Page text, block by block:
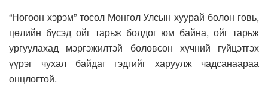
“Ногоон хэрэм” төсөл Монгол Улсын хуурай болон говь,
цөлийн бүсэд ойг тарьж болдог юм байна, ойг тарьж
ургуулахад мэргэжилтэй боловсон хүчний гүйцэтгэх
үүрэг чухал байдаг гэдгийг харуулж чадсанаараа
онцлогтой.